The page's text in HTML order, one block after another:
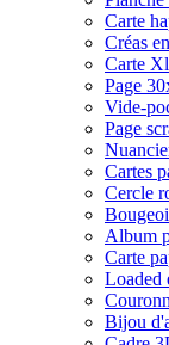
Carte
Créas
Carte Xl
Page
Vide-
Page
Cartes
Cercle
Album
Carte
Loaded
Bijou